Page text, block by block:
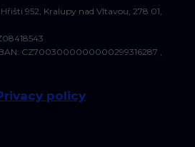
952, Kralupy nad Vltavou, 278 01,
CZ7003000000000299316287 ,
policy